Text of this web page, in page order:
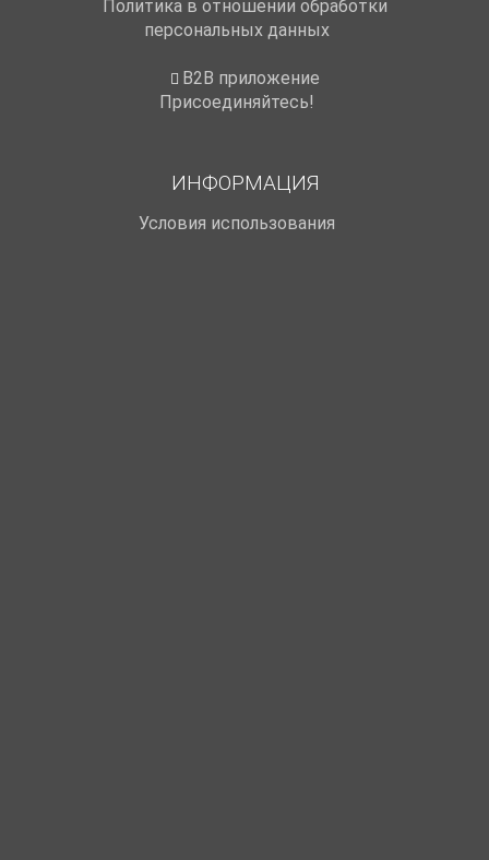
Политика в отношении обработки
персональных данных
B2B приложение
Присоединяйтесь!
ИНФОРМАЦИЯ
Условия использования